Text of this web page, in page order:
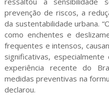
prevenção de riscos, a
da sustentabilidade urbana.
como enchentes e
frequentes e intensos,
significativas,
experiência recente do
medidas preventivas na
declarou.